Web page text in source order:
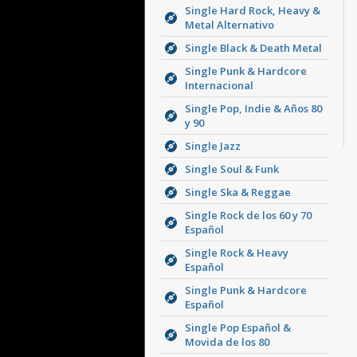
Single Hard Rock, Heavy &
Metal Alternativo
Single Black & Death Metal
Single Punk & Hardcore
Internacional
Single Pop, Indie & Años 80
y 90
Single Jazz
Single Soul & Funk
Single Ska & Reggae
Single Rock de los 60 y 70
Español
Single Rock & Heavy
Español
Single Punk & Hardcore
Español
Single Pop Español &
Movida de los 80